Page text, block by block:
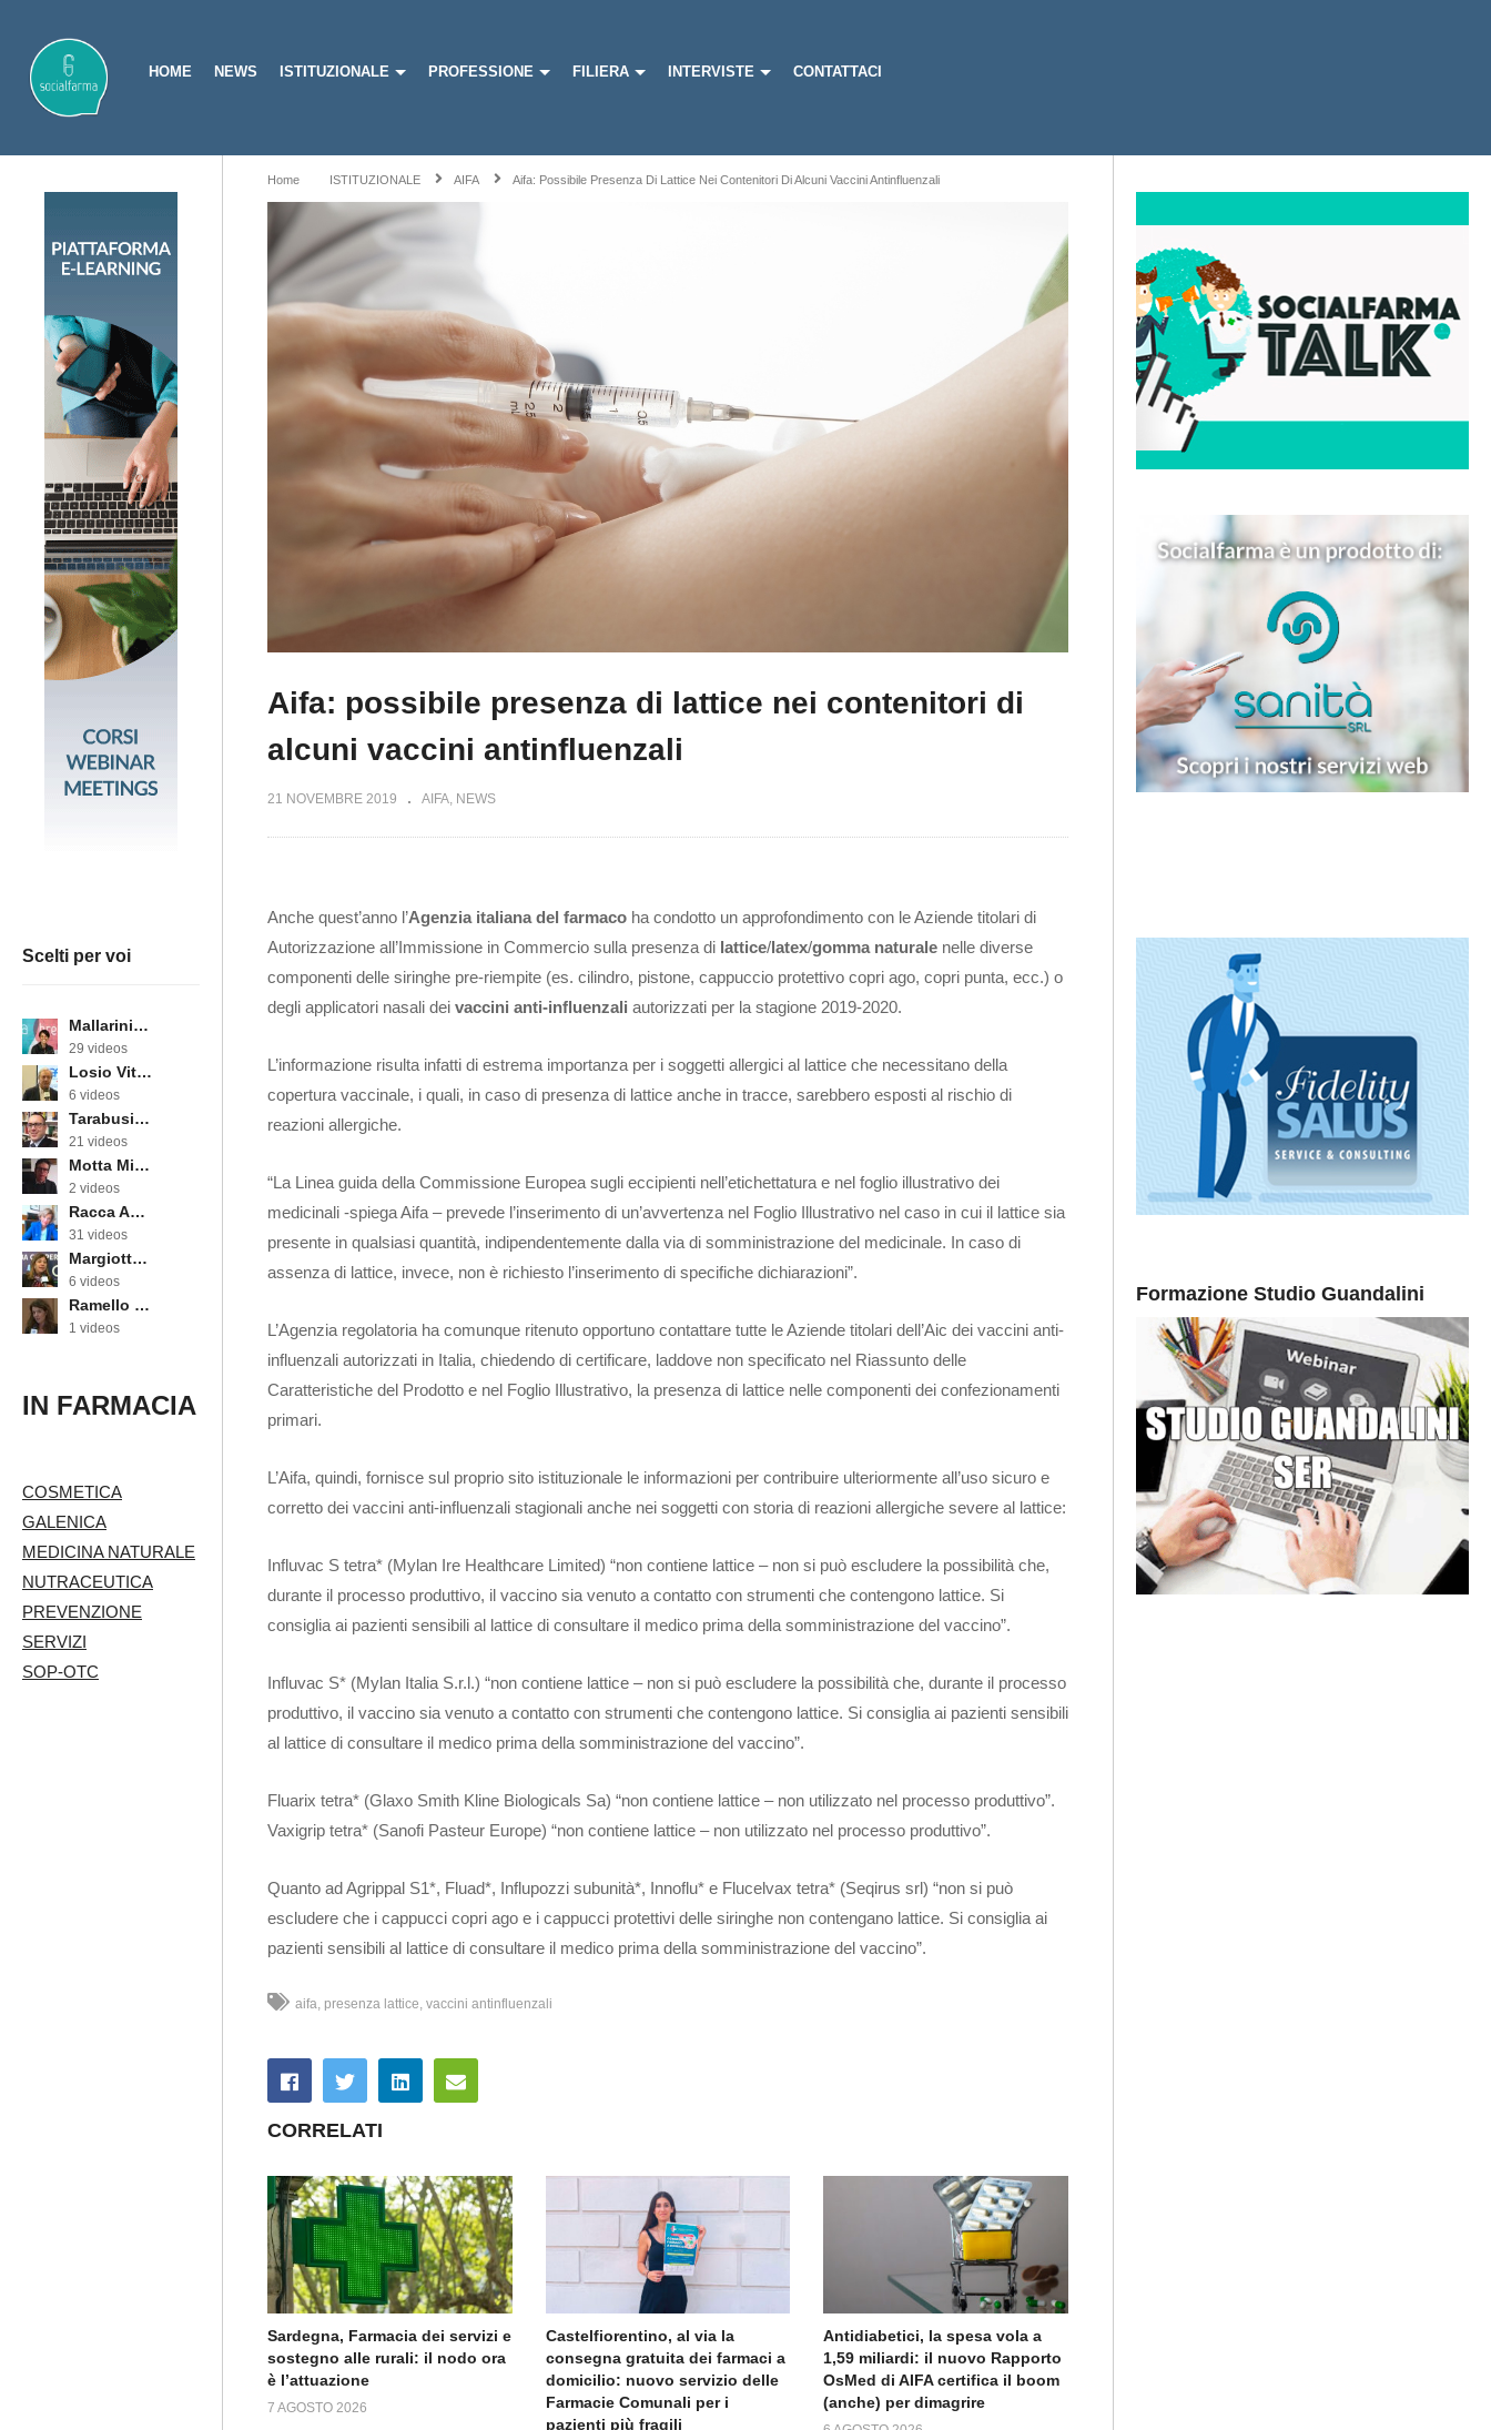
HOME NEWS ISTITUZIONALE PROFESSIONE FILIERA INTERVISTE CONTATTACI
Scelti per voi
Mallarini Erika
29 videos
Losio Vittorino
6 videos
Tarabusi Marcello
21 videos
Motta Michele
2 videos
Racca Annarosa
31 videos
Margiotta Angela
6 videos
Ramello Cinzia
1 videos
IN FARMACIA
COSMETICA
GALENICA
MEDICINA NATURALE
NUTRACEUTICA
PREVENZIONE
SERVIZI
SOP-OTC
Home ISTITUZIONALE AIFA Aifa: Possibile Presenza Di Lattice Nei Contenitori Di Alcuni Vaccini Antinfluenzali
Aifa: possibile presenza di lattice nei contenitori di
alcuni vaccini antinfluenzali
21 NOVEMBRE 2019 AIFA NEWS
Anche quest’anno l’Agenzia italiana del farmaco ha condotto un approfondimento con le Aziende titolari di
Autorizzazione all’Immissione in Commercio sulla presenza di lattice/latex/gomma naturale nelle diverse
componenti delle siringhe pre-riempite (es. cilindro, pistone, cappuccio protettivo copri ago, copri punta, ecc.) o
degli applicatori nasali dei vaccini anti-influenzali autorizzati per la stagione 2019-2020.
L’informazione risulta infatti di estrema importanza per i soggetti allergici al lattice che necessitano della
copertura vaccinale, i quali, in caso di presenza di lattice anche in tracce, sarebbero esposti al rischio di
reazioni allergiche.
“La Linea guida della Commissione Europea sugli eccipienti nell’etichettatura e nel foglio illustrativo dei
medicinali -spiega Aifa – prevede l’inserimento di un’avvertenza nel Foglio Illustrativo nel caso in cui il lattice sia
presente in qualsiasi quantità, indipendentemente dalla via di somministrazione del medicinale. In caso di
assenza di lattice, invece, non è richiesto l’inserimento di specifiche dichiarazioni”.
L’Agenzia regolatoria ha comunque ritenuto opportuno contattare tutte le Aziende titolari dell’Aic dei vaccini anti-
influenzali autorizzati in Italia, chiedendo di certificare, laddove non specificato nel Riassunto delle
Caratteristiche del Prodotto e nel Foglio Illustrativo, la presenza di lattice nelle componenti dei confezionamenti
primari.
L’Aifa, quindi, fornisce sul proprio sito istituzionale le informazioni per contribuire ulteriormente all’uso sicuro e
corretto dei vaccini anti-influenzali stagionali anche nei soggetti con storia di reazioni allergiche severe al lattice:
Influvac S tetra* (Mylan Ire Healthcare Limited) “non contiene lattice – non si può escludere la possibilità che,
durante il processo produttivo, il vaccino sia venuto a contatto con strumenti che contengono lattice. Si
consiglia ai pazienti sensibili al lattice di consultare il medico prima della somministrazione del vaccino”.
Influvac S* (Mylan Italia S.r.l.) “non contiene lattice – non si può escludere la possibilità che, durante il processo
produttivo, il vaccino sia venuto a contatto con strumenti che contengono lattice. Si consiglia ai pazienti sensibili
al lattice di consultare il medico prima della somministrazione del vaccino”.
Fluarix tetra* (Glaxo Smith Kline Biologicals Sa) “non contiene lattice – non utilizzato nel processo produttivo”.
Vaxigrip tetra* (Sanofi Pasteur Europe) “non contiene lattice – non utilizzato nel processo produttivo”.
Quanto ad Agrippal S1*, Fluad*, Influpozzi subunità*, Innoflu* e Flucelvax tetra* (Seqirus srl) “non si può
escludere che i cappucci copri ago e i cappucci protettivi delle siringhe non contengano lattice. Si consiglia ai
pazienti sensibili al lattice di consultare il medico prima della somministrazione del vaccino”.
aifa presenza lattice vaccini antinfluenzali
CORRELATI
Sardegna, Farmacia dei servizi e
sostegno alle rurali: il nodo ora
è l’attuazione
7 AGOSTO 2026
Castelfiorentino, al via la
consegna gratuita dei farmaci a
domicilio: nuovo servizio delle
Farmacie Comunali per i
pazienti più fragili
Antidiabetici, la spesa vola a
1,59 miliardi: il nuovo Rapporto
OsMed di AIFA certifica il boom
(anche) per dimagrire
Formazione Studio Guandalini